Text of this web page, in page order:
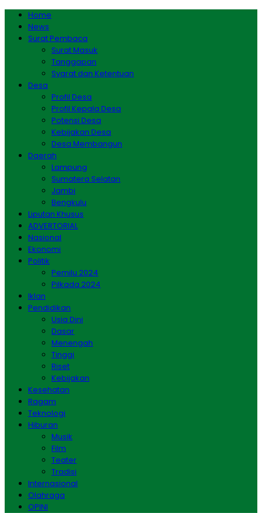
Home
News
Surat Pembaca
Surat Masuk
Tanggapan
Syarat dan Ketentuan
Desa
Profil Desa
Profil Kepala Desa
Potensi Desa
Kebijakan Desa
Desa Membangun
Daerah
Lampung
Sumatera Selatan
Jambi
Bengkulu
Liputan Khusus
ADVERTORIAL
Nasional
Ekonomi
Politik
Pemilu 2024
Pilkada 2024
Iklan
Pendidikan
Usia Dini
Dasar
Menengah
Tinggi
Riset
Kebijakan
Kesehatan
Ragam
Teknologi
Hiburan
Musik
Film
Teater
Tradisi
Internasional
Olahraga
OPINI